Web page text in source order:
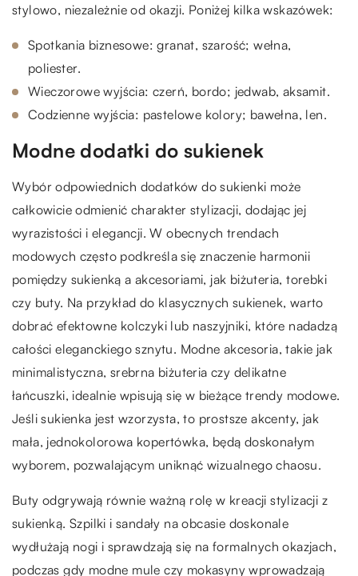
stylowo, niezależnie od okazji. Poniżej kilka wskazówek:
Spotkania biznesowe: granat, szarość; wełna,
poliester.
Wieczorowe wyjścia: czerń, bordo; jedwab, aksamit.
Codzienne wyjścia: pastelowe kolory; bawełna, len.
Modne dodatki do sukienek
Wybór odpowiednich dodatków do sukienki może
całkowicie odmienić charakter stylizacji, dodając jej
wyrazistości i elegancji. W obecnych trendach
modowych często podkreśla się znaczenie harmonii
pomiędzy sukienką a akcesoriami, jak biżuteria, torebki
czy buty. Na przykład do klasycznych sukienek, warto
dobrać efektowne kolczyki lub naszyjniki, które nadadzą
całości eleganckiego sznytu. Modne akcesoria, takie jak
minimalistyczna, srebrna biżuteria czy delikatne
łańcuszki, idealnie wpisują się w bieżące trendy modowe.
Jeśli sukienka jest wzorzysta, to prostsze akcenty, jak
mała, jednokolorowa kopertówka, będą doskonałym
wyborem, pozwalającym uniknąć wizualnego chaosu.
Buty odgrywają równie ważną rolę w kreacji stylizacji z
sukienką. Szpilki i sandały na obcasie doskonale
wydłużają nogi i sprawdzają się na formalnych okazjach,
podczas gdy modne mule czy mokasyny wprowadzają